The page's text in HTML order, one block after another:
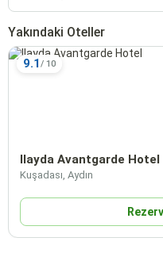
Yakındaki Oteller
9.1
Ilayda Avantgarde Hotel
Kuşadası, Aydın